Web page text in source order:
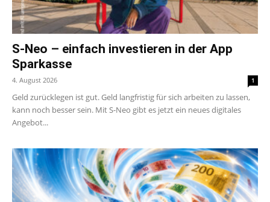
S-Neo – einfach investieren in der App
Sparkasse
4. August 2026 1
Geld zurücklegen ist gut. Geld langfristig für sich arbeiten zu lassen,
kann noch besser sein. Mit S-Neo gibt es jetzt ein neues digitales
Angebot...